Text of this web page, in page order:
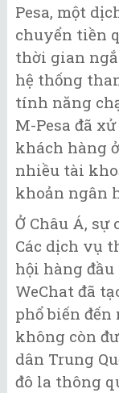
Pesa, một
chuyển tiền
thời gian
hệ thống
tính năng
M-Pesa đã
khách hàng
nhiều tài
khoản ngân
Ở Châu Á,
Các dịch vụ
hội hàng đầu
WeChat đã
phổ biến
không còn
dân Trung
đô la thông